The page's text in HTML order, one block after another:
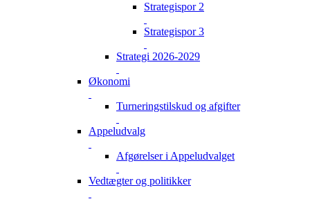
Strategispor 2
Strategispor 3
Strategi 2026-2029
Økonomi
Turneringstilskud og afgifter
Appeludvalg
Afgørelser i Appeludvalget
Vedtægter og politikker